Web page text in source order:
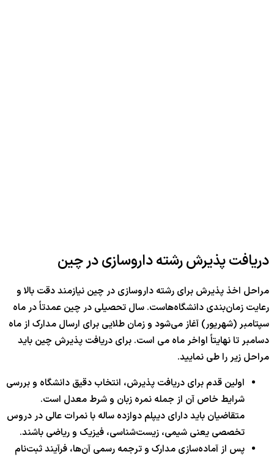
دریافت پذیرش رشته داروسازی در چین
مراحل اخذ پذیرش برای رشته داروسازی در چین نیازمند دقت بالا و
رعایت زمان‌بندی دانشگاه‌هاست. سال تحصیلی در چین عمدتاً در ماه
سپتامبر (شهریور) آغاز می‌شود و زمان طلایی برای ارسال مدارک از ماه
دسامبر تا نهایتاً اواخر ماه می است. برای دریافت پذیرش چین باید
مراحل زیر را طی نمایید.
اولین قدم برای دریافت پذیرش، انتخاب دقیق دانشگاه و بررسی
شرایط خاص آن از جمله نمره زبان و شرط معدل است.
متقاضیان باید دارای دیپلم دوازده ساله با نمرات عالی در دروس
تخصصی یعنی شیمی، زیست‌شناسی، فیزیک و ریاضی باشند.
پس از آماده‌سازی مدارک و ترجمه رسمی آن‌ها، فرآیند ثبت‌نام